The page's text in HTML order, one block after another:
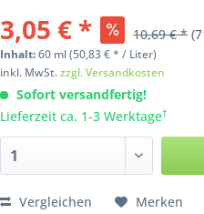
3,05 € * 10,69 € *
Inhalt:60 ml(50,83 € * / Liter)
inkl. MwSt.zzgl. Versandkosten
Sofort versandfertig!
Lieferzeit ca. 1-3 Werktage†
Vergleichen Merken